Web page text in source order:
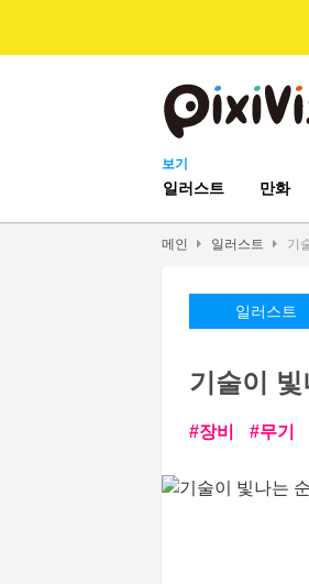
보기
일러스트 만화
메인 일러스트 기
일러스트
기술이
장비 무기